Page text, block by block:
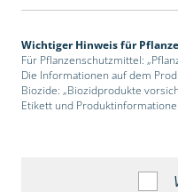
Wichtiger Hinweis für
Für Pflanzenschutzmittel:
Die Informationen auf dem
Biozide: „Biozidprodukte
Etikett und